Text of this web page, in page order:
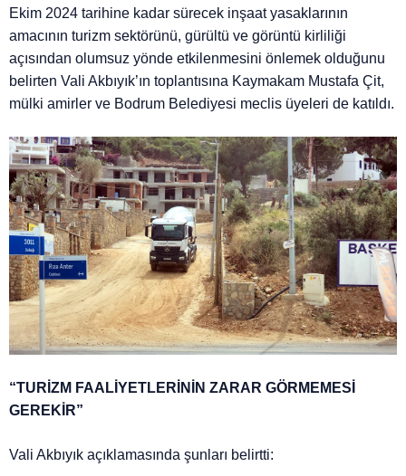
Ekim 2024 tarihine kadar sürecek inşaat yasaklarının
amacının turizm sektörünü, gürültü ve görüntü kirliliği
açısından olumsuz yönde etkilenmesini önlemek olduğunu
belirten Vali Akbıyık’ın toplantısına Kaymakam Mustafa Çit,
mülki amirler ve Bodrum Belediyesi meclis üyeleri de katıldı.
“TURİZM FAALİYETLERİNİN ZARAR GÖRMEMESİ
GEREKİR”
Vali Akbıyık açıklamasında şunları belirtti: